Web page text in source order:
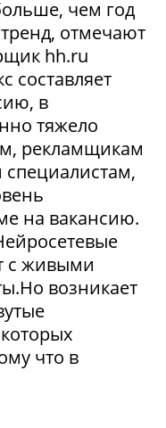
чем год
отмечают
hh.ru
составляет
в
тяжело
рекламщикам
на вакансию.
с живыми
возникает
что в